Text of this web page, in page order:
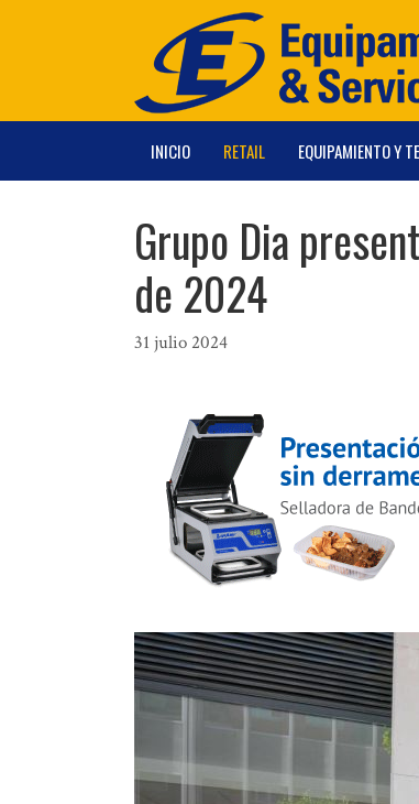
INICIO RETAIL EQUIPAMIENTO Y
Grupo Dia
de 2024
31 julio 2024